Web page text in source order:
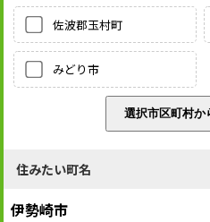
佐波郡玉村町
みどり市
住みたい町名
伊勢崎市